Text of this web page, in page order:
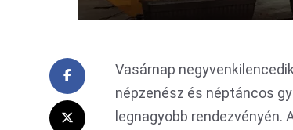
Vasárnap
népzenész és néptáncos
legnagyobb